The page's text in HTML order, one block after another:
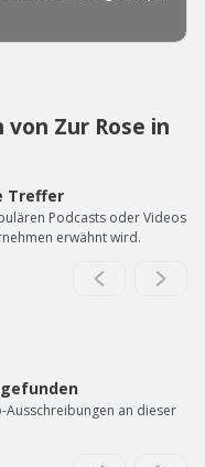
Zur Rose in
Treffer
Podcasts oder Videos
erwähnt wird.
Ausschreibungen an dieser